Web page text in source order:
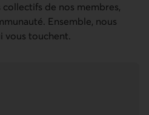
de nos membres,
Ensemble, nous
vous touchent.